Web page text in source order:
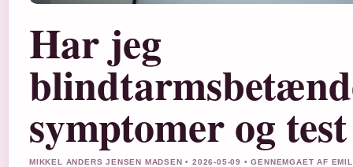
Har jeg
symptomer og
MIKKEL ANDERS JENSEN MADSEN • 2026-05-09 • GENNEMGAET AF